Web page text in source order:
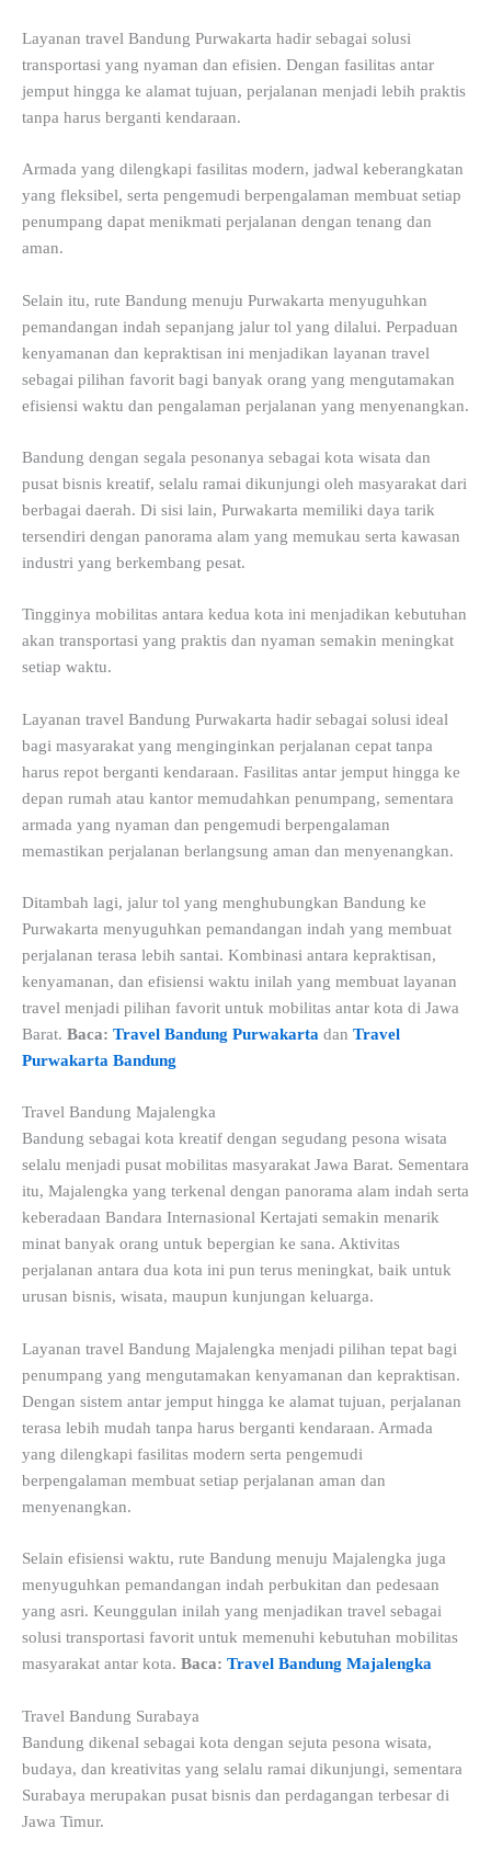
Layanan travel Bandung Purwakarta hadir sebagai solusi
transportasi yang nyaman dan efisien. Dengan fasilitas antar
jemput hingga ke alamat tujuan, perjalanan menjadi lebih praktis
tanpa harus berganti kendaraan.
Armada yang dilengkapi fasilitas modern, jadwal keberangkatan
yang fleksibel, serta pengemudi berpengalaman membuat setiap
penumpang dapat menikmati perjalanan dengan tenang dan
aman.
Selain itu, rute Bandung menuju Purwakarta menyuguhkan
pemandangan indah sepanjang jalur tol yang dilalui. Perpaduan
kenyamanan dan kepraktisan ini menjadikan layanan travel
sebagai pilihan favorit bagi banyak orang yang mengutamakan
efisiensi waktu dan pengalaman perjalanan yang menyenangkan.
Bandung dengan segala pesonanya sebagai kota wisata dan
pusat bisnis kreatif, selalu ramai dikunjungi oleh masyarakat dari
berbagai daerah. Di sisi lain, Purwakarta memiliki daya tarik
tersendiri dengan panorama alam yang memukau serta kawasan
industri yang berkembang pesat.
Tingginya mobilitas antara kedua kota ini menjadikan kebutuhan
akan transportasi yang praktis dan nyaman semakin meningkat
setiap waktu.
Layanan travel Bandung Purwakarta hadir sebagai solusi ideal
bagi masyarakat yang menginginkan perjalanan cepat tanpa
harus repot berganti kendaraan. Fasilitas antar jemput hingga ke
depan rumah atau kantor memudahkan penumpang, sementara
armada yang nyaman dan pengemudi berpengalaman
memastikan perjalanan berlangsung aman dan menyenangkan.
Ditambah lagi, jalur tol yang menghubungkan Bandung ke
Purwakarta menyuguhkan pemandangan indah yang membuat
perjalanan terasa lebih santai. Kombinasi antara kepraktisan,
kenyamanan, dan efisiensi waktu inilah yang membuat layanan
travel menjadi pilihan favorit untuk mobilitas antar kota di Jawa
Barat. Baca: Travel Bandung Purwakarta dan Travel
Purwakarta Bandung
Travel Bandung Majalengka
Bandung sebagai kota kreatif dengan segudang pesona wisata
selalu menjadi pusat mobilitas masyarakat Jawa Barat. Sementara
itu, Majalengka yang terkenal dengan panorama alam indah serta
keberadaan Bandara Internasional Kertajati semakin menarik
minat banyak orang untuk bepergian ke sana. Aktivitas
perjalanan antara dua kota ini pun terus meningkat, baik untuk
urusan bisnis, wisata, maupun kunjungan keluarga.
Layanan travel Bandung Majalengka menjadi pilihan tepat bagi
penumpang yang mengutamakan kenyamanan dan kepraktisan.
Dengan sistem antar jemput hingga ke alamat tujuan, perjalanan
terasa lebih mudah tanpa harus berganti kendaraan. Armada
yang dilengkapi fasilitas modern serta pengemudi
berpengalaman membuat setiap perjalanan aman dan
menyenangkan.
Selain efisiensi waktu, rute Bandung menuju Majalengka juga
menyuguhkan pemandangan indah perbukitan dan pedesaan
yang asri. Keunggulan inilah yang menjadikan travel sebagai
solusi transportasi favorit untuk memenuhi kebutuhan mobilitas
masyarakat antar kota. Baca: Travel Bandung Majalengka
Travel Bandung Surabaya
Bandung dikenal sebagai kota dengan sejuta pesona wisata,
budaya, dan kreativitas yang selalu ramai dikunjungi, sementara
Surabaya merupakan pusat bisnis dan perdagangan terbesar di
Jawa Timur.